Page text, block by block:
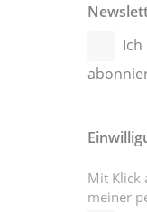
Mit Klick
meiner